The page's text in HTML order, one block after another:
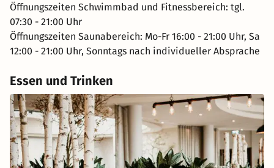
Öffnungszeiten Schwimmbad und Fitnessbereich: tgl.
07:30 - 21:00 Uhr
Öffnungszeiten Saunabereich: Mo-Fr 16:00 - 21:00 Uhr, Sa
12:00 - 21:00 Uhr, Sonntags nach individueller Absprache
Essen und Trinken